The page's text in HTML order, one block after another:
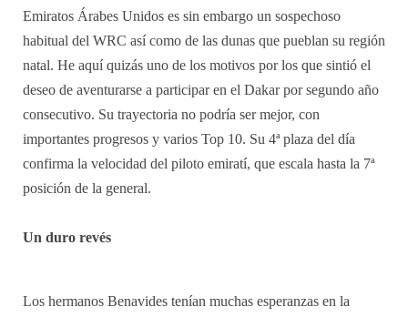
Emiratos Árabes Unidos es sin embargo un sospechoso
habitual del WRC así como de las dunas que pueblan su región
natal. He aquí quizás uno de los motivos por los que sintió el
deseo de aventurarse a participar en el Dakar por segundo año
consecutivo. Su trayectoria no podría ser mejor, con
importantes progresos y varios Top 10. Su 4ª plaza del día
confirma la velocidad del piloto emiratí, que escala hasta la 7ª
posición de la general.
Un duro revés
Los hermanos Benavides tenían muchas esperanzas en la